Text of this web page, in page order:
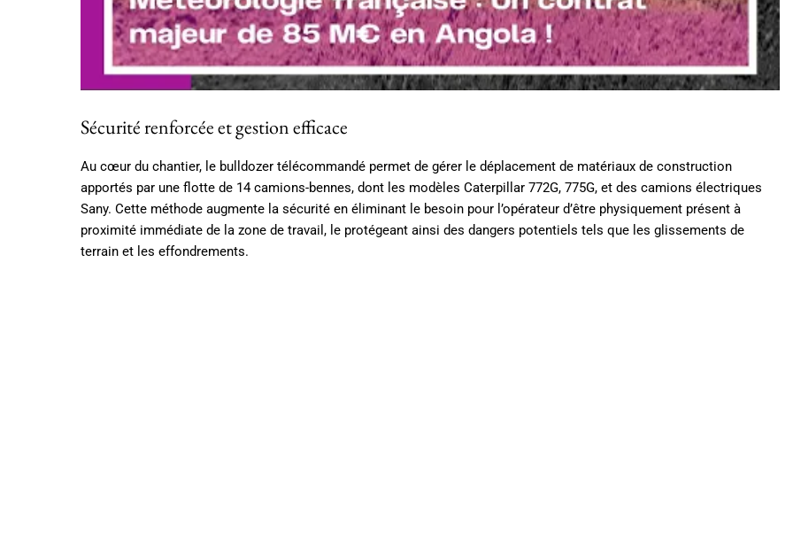
Sécurité renforcée et gestion efficace
Au cœur du chantier, le bulldozer télécommandé permet de gérer le déplacement de matériaux de construction
apportés par une flotte de 14 camions-bennes, dont les modèles Caterpillar 772G, 775G, et des camions électriques
Sany. Cette méthode augmente la sécurité en éliminant le besoin pour l’opérateur d’être physiquement présent à
proximité immédiate de la zone de travail, le protégeant ainsi des dangers potentiels tels que les glissements de
terrain et les effondrements.